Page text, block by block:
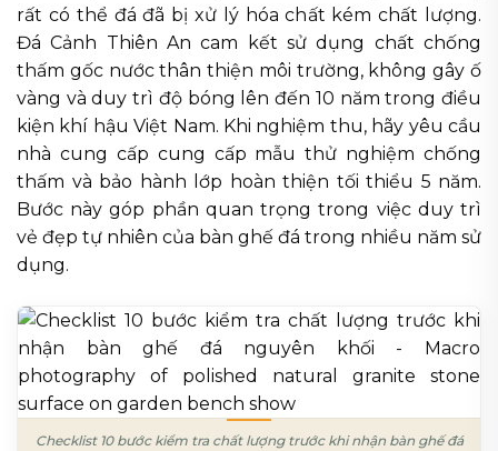
rất có thể đá đã bị xử lý hóa chất kém chất lượng.
Đá Cảnh Thiên An cam kết sử dụng chất chống
thấm gốc nước thân thiện môi trường, không gây ố
vàng và duy trì độ bóng lên đến 10 năm trong điều
kiện khí hậu Việt Nam. Khi nghiệm thu, hãy yêu cầu
nhà cung cấp cung cấp mẫu thử nghiệm chống
thấm và bảo hành lớp hoàn thiện tối thiểu 5 năm.
Bước này góp phần quan trọng trong việc duy trì
vẻ đẹp tự nhiên của bàn ghế đá trong nhiều năm sử
dụng.
Checklist 10 bước kiểm tra chất lượng trước khi nhận bàn ghế đá